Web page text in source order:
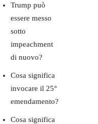
Trump può
essere messo
sotto
impeachment
di nuovo?
Cosa significa
invocare il 25°
emendamento?
Cosa significa